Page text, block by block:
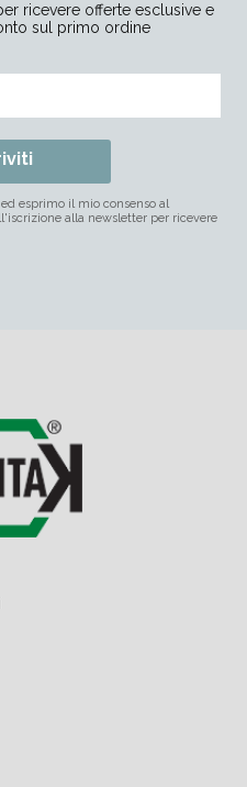
ricevere offerte esclusive e
sul primo ordine
ed esprimo il mio consenso al
alla newsletter per ricevere